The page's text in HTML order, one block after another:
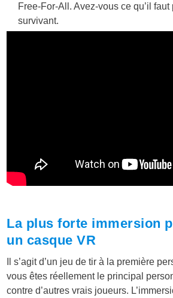
Free-For-All. Avez-vous ce qu’il
survivant.
La plus forte immersion
un casque VR
Il s’agit d’un jeu de tir à la première
vous êtes réellement le principal
contre d’autres vrais joueurs.